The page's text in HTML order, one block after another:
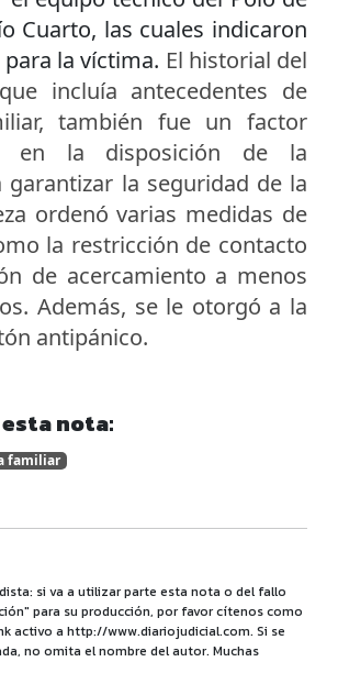
Cuarto, las cuales indicaron
la víctima. El historial del
incluía antecedentes de
también fue un factor
en la disposición de la
garantizar la seguridad de la
ordenó varias medidas de
la restricción de contacto
de acercamiento a menos
Además, se le otorgó a la
antipánico.
nota:
familiar
si va a utilizar parte esta nota o del fallo
para su producción, por favor cítenos como
activo a http://www.diariojudicial.com. Si se
no omita el nombre del autor. Muchas